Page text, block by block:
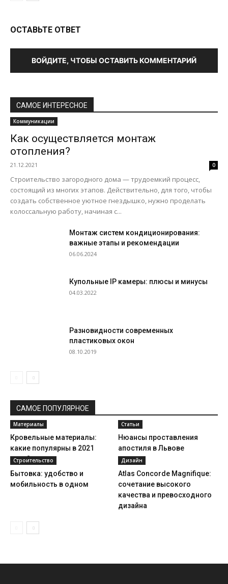
ОСТАВЬТЕ ОТВЕТ
ВОЙДИТЕ, ЧТОБЫ ОСТАВИТЬ КОММЕНТАРИЙ
САМОЕ ИНТЕРЕСНОЕ
Коммуникации
Как осуществляется монтаж
отопления?
21.12.2021 0
Строительство загородного дома — трудоемкий процесс,
состоящий из многих этапов. Действительно, для того, чтобы
создать собственное уютное гнездышко, нужно проделать
колоссальную работу, начиная с...
Монтаж систем кондиционирования:
важные этапы и рекомендации
06.06.2024
Купольные IP камеры: плюсы и минусы
04.03.2022
Разновидности современных
пластиковых окон
08.10.2019
САМОЕ ПОПУЛЯРНОЕ
Материалы
Кровельные материалы:
какие популярны в 2021
году?
Статьи
Нюансы проставления
апостиля в Львове
Строительство
Бытовка: удобство и
мобильность в одном
Дизайн
Atlas Concorde Magnifique:
сочетание высокого
качества и превосходного
дизайна